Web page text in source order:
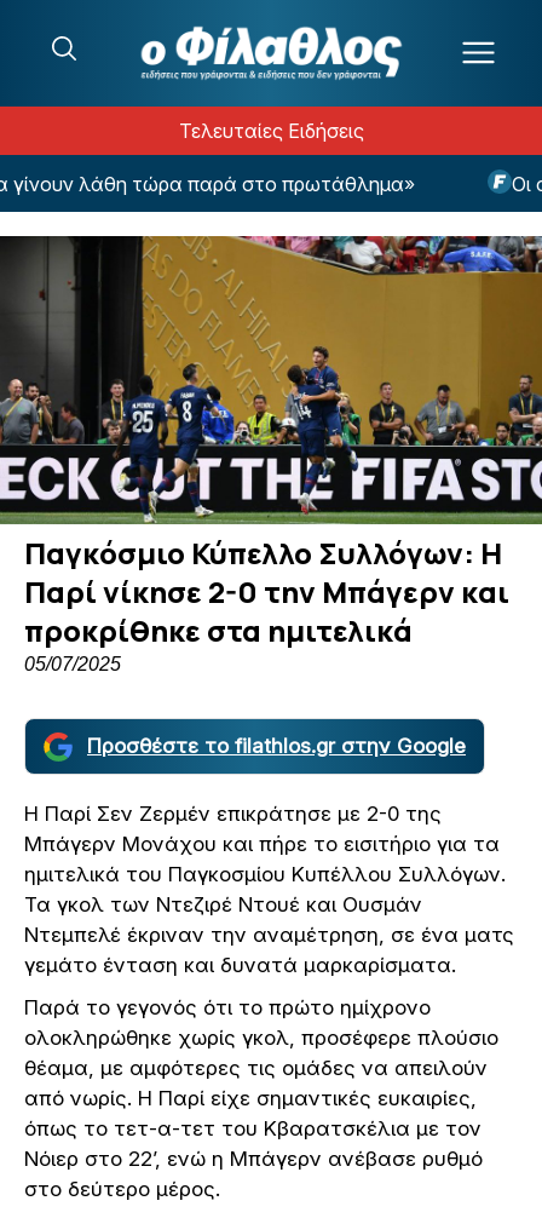
Τελευταίες Ειδήσεις
λάθη τώρα παρά στο πρωτάθλημα» Οι
Παγκόσμιο Κύπελλο Συλλόγων: Η
Παρί νίκησε 2-0 την Μπάγερν και
προκρίθηκε στα ημιτελικά
05/07/2025
Προσθέστε το filathlos.gr στην Google
Η Παρί Σεν Ζερμέν επικράτησε με 2-0 της
Μπάγερν Μονάχου και πήρε το εισιτήριο για τα
ημιτελικά του Παγκοσμίου Κυπέλλου Συλλόγων.
Τα γκολ των Ντεζιρέ Ντουέ και Ουσμάν
Ντεμπελέ έκριναν την αναμέτρηση, σε ένα ματς
γεμάτο ένταση και δυνατά μαρκαρίσματα.
Παρά το γεγονός ότι το πρώτο ημίχρονο
ολοκληρώθηκε χωρίς γκολ, προσέφερε πλούσιο
θέαμα, με αμφότερες τις ομάδες να απειλούν
από νωρίς. Η Παρί είχε σημαντικές ευκαιρίες,
όπως το τετ-α-τετ του Κβαρατσκέλια με τον
Νόιερ στο 22’, ενώ η Μπάγερν ανέβασε ρυθμό
στο δεύτερο μέρος.